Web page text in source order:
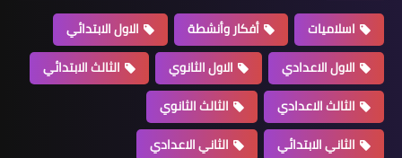
اسلاميات أفكار وأنشطة
الاول الابتدائي
الاول الاعدادي
الاول الثانوي
الثالث الابتدائي
الثالث الاعدادي
الثالث الثانوي
الثاني الابتدائي
الثاني الاعدادي